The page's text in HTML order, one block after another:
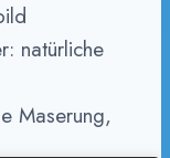
natürliche
Maserung,